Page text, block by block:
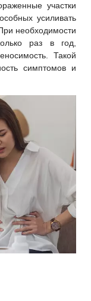
участки
усиливать
необходимости
раз в год,
Такой
симптомов и